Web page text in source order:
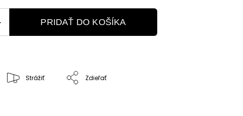
PRIDAŤ DO KOŠÍKA
Strážiť Zdieľať